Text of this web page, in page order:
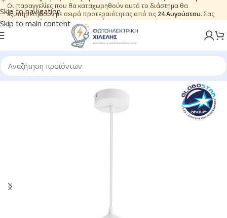
Skip to navigation
Skip to main content
Οι παραγγελίες που θα καταχωρηθούν αυτό το διάστημα θα
εξυπηρετηθούν με σειρά προτεραιότητας από τις 24 Αυγούστου. Σας
ευχαριστούμε για την εμπιστοσύνη.